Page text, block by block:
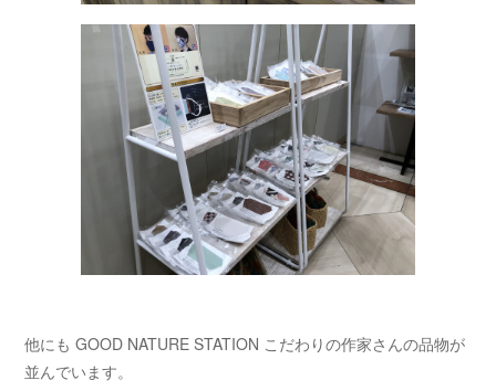
他にも GOOD NATURE STATION こだわりの作家さんの品物が
並んでいます。